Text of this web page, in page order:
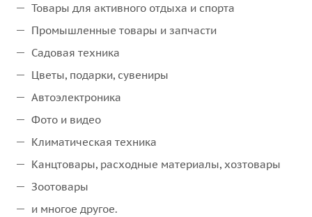
Товары для активного отдыха и спорта
Промышленные товары и запчасти
Садовая техника
Цветы, подарки, сувениры
Автоэлектроника
Фото и видео
Климатическая техника
Канцтовары, расходные материалы, хозтовары
Зоотовары
и многое другое.